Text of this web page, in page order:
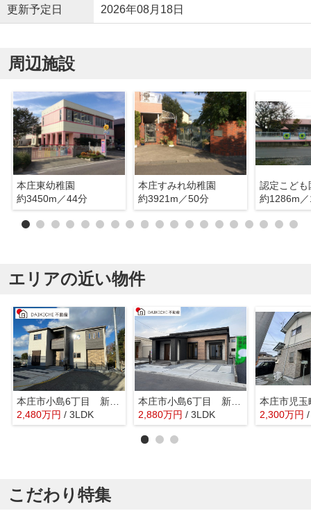
更新予定日 2026年08月18日
周辺施設
本庄東幼稚園
約3450m／44分
本庄すみれ幼稚園
約3921m／50分
約1286m
エリアの近い物件
本庄市小島6丁目 新築戸建 全22区画 9号棟
2,480万円 / 3LDK
本庄市小島6丁目 新築戸建 8号棟
2,880万円 / 3LDK 2,300万円
こだわり特集